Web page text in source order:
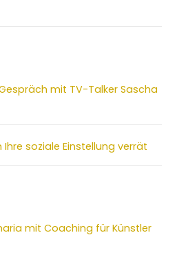
mit TV-Talker Sascha
Ihre soziale Einstellung verrät
mit Coaching für Künstler